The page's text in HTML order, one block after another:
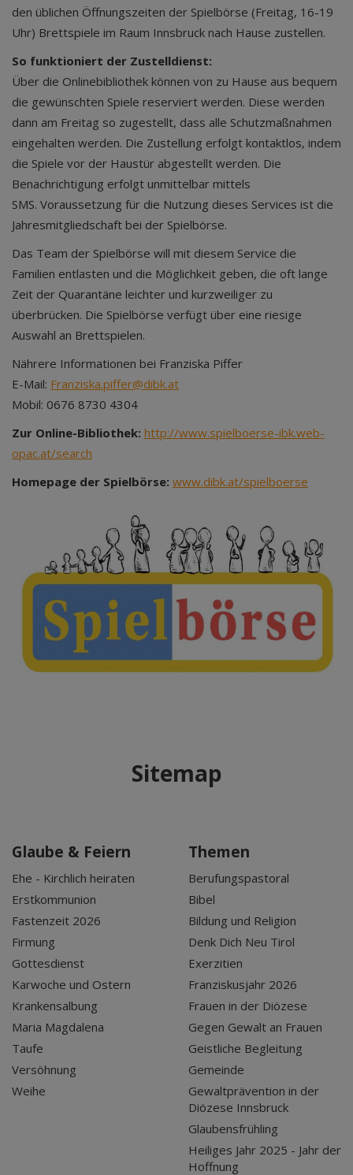
den üblichen Öffnungszeiten der Spielbörse (Freitag, 16-19
Uhr) Brettspiele im Raum Innsbruck nach Hause zustellen.
So funktioniert der Zustelldienst:
Über die Onlinebibliothek können von zu Hause aus bequem
die gewünschten Spiele reserviert werden. Diese werden
dann am Freitag so zugestellt, dass alle Schutzmaßnahmen
eingehalten werden. Die Zustellung erfolgt kontaktlos, indem
die Spiele vor der Haustür abgestellt werden. Die
Benachrichtigung erfolgt unmittelbar mittels
SMS. Voraussetzung für die Nutzung dieses Services ist die
Jahresmitgliedschaft bei der Spielbörse.
Das Team der Spielbörse will mit diesem Service die
Familien entlasten und die Möglichkeit geben, die oft lange
Zeit der Quarantäne leichter und kurzweiliger zu
überbrücken. Die Spielbörse verfügt über eine riesige
Auswahl an Brettspielen.
Nährere Informationen bei Franziska Piffer
E-Mail: Franziska.piffer@dibk.at
Mobil: 0676 8730 4304
Zur Online-Bibliothek: http://www.spielboerse-ibk.web-
opac.at/search
Homepage der Spielbörse: www.dibk.at/spielboerse
Sitemap
Glaube & Feiern
Ehe - Kirchlich heiraten
Erstkommunion
Fastenzeit 2026
Firmung
Gottesdienst
Karwoche und Ostern
Krankensalbung
Maria Magdalena
Taufe
Versöhnung
Weihe
Themen
Berufungspastoral
Bibel
Bildung und Religion
Denk Dich Neu Tirol
Exerzitien
Franziskusjahr 2026
Frauen in der Diözese
Gegen Gewalt an Frauen
Geistliche Begleitung
Gemeinde
Gewaltprävention in der
Diözese Innsbruck
Glaubensfrühling
Heiliges Jahr 2025 - Jahr der
Hoffnung